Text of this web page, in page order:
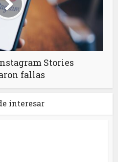
Stories
fallas
interesar